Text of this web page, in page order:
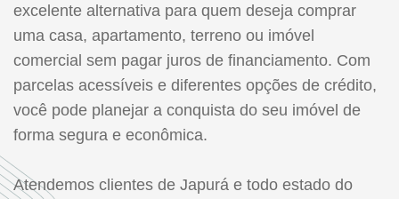
excelente alternativa para quem deseja comprar
uma casa, apartamento, terreno ou imóvel
comercial sem pagar juros de financiamento. Com
parcelas acessíveis e diferentes opções de crédito,
você pode planejar a conquista do seu imóvel de
forma segura e econômica.
Atendemos clientes de Japurá e todo estado do